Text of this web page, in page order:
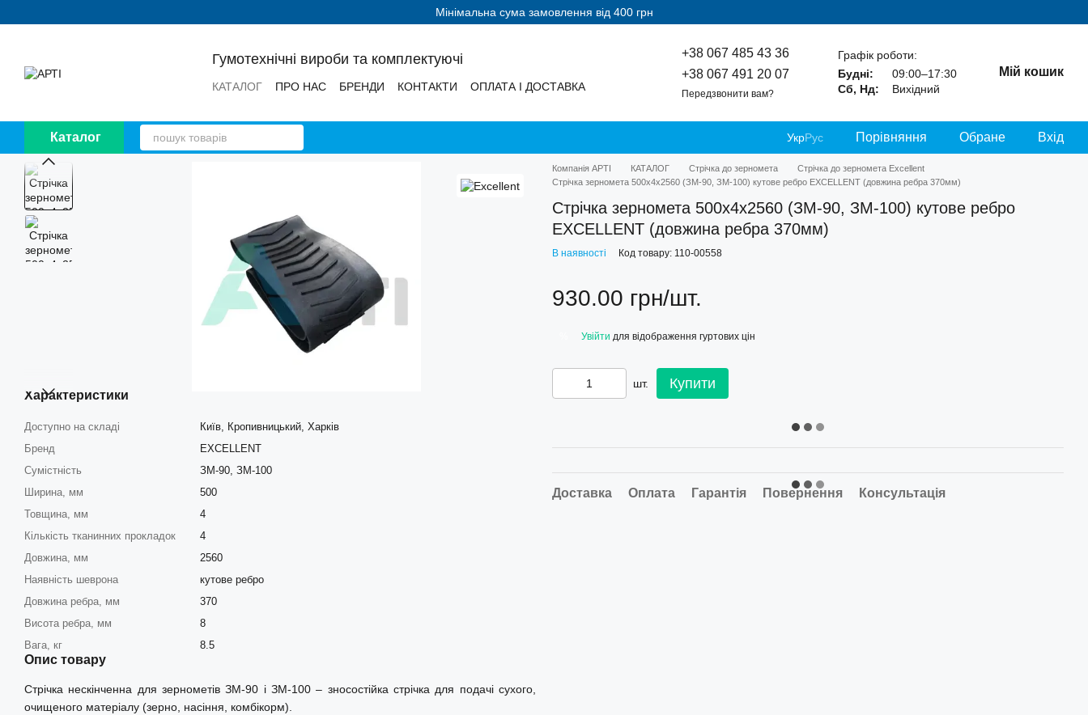
Мінімальна сума замовлення від 400 грн
Гумотехнічні вироби та комплектуючі
КАТАЛОГ ПРО НАС БРЕНДИ КОНТАКТИ
ОПЛАТА І ДОСТАВКА
+38 067 485 43 36
+38 067 491 20 07
Передзвонити вам?
Графік роботи:
Будні:
09:00–17:30
Сб, Нд:
Вихідний
Мій кошик
Каталог УкрРус Порівняння Обране Вхід
Характеристики
Доступно на складі
Київ, Кропивницький, Харків
Бренд
EXCELLENT
Сумістність
ЗМ-90, ЗМ-100
Ширина, мм
500
Товщина, мм
4
Кількість тканинних прокладок
4
Довжина, мм
2560
Наявність шеврона
кутове ребро
Довжина ребра, мм
370
Висота ребра, мм
8
Вага, кг
8.5
Опис товару
Стрічка нескінченна для зернометів ЗМ-90 і ЗМ-100 – зносостійка стрічка для подачі сухого,
очищеного матеріалу (зерно, насіння, комбікорм).
Компанія АРТІ КАТАЛОГ Стрічка до зерномета
Стрічка до зерномета Excellent
Стрічка зерномета 500х4х2560 (ЗМ-90, ЗМ-100) кутове ребро EXCELLENT (довжина ребра 370мм)
Стрічка зерномета 500х4х2560 (ЗМ-90, ЗМ-100) кутове ребро
EXCELLENT (довжина ребра 370мм)
В наявності Код товару: 110-00558
930.00 грн/шт.
Увійти для відображення гуртових цін
шт. Купити
Доставка Оплата Гарантія Повернення Консультація